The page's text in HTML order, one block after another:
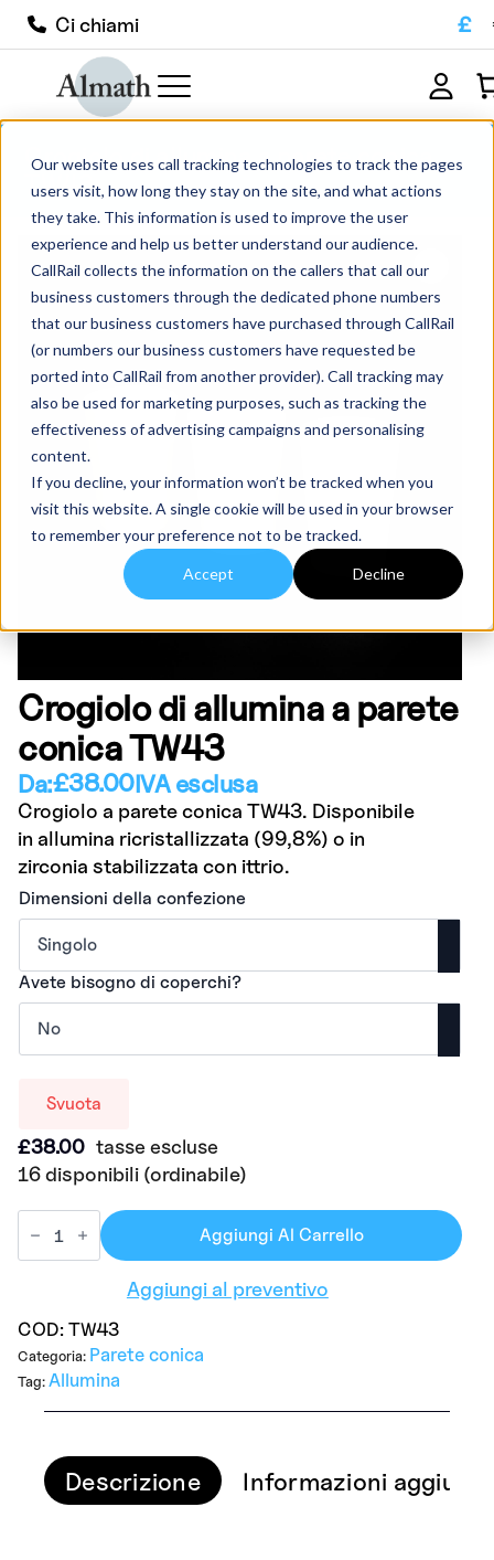
Our website uses call tracking technologies to track the pages
users visit, how long they stay on the site, and what actions
they take. This information is used to improve the user
experience and help us better understand our audience.
CallRail collects the information on the callers that call our
business customers through the dedicated phone numbers
that our business customers have purchased through CallRail
(or numbers our business customers have requested be
ported into CallRail from another provider). Call tracking may
also be used for marketing purposes, such as tracking the
effectiveness of advertising campaigns and personalising
content.
If you decline, your information won’t be tracked when you
visit this website. A single cookie will be used in your browser
to remember your preference not to be tracked.
Accept Decline
Ci chiami £
Crogiolo di allumina a parete conica
TW43
Crogiolo di allumina a parete
conica TW43
Da:£38.00IVA esclusa
Crogiolo a parete conica TW43. Disponibile
in allumina ricristallizzata (99,8%) o in
zirconia stabilizzata con ittrio.
Dimensioni della confezione
Avete bisogno di coperchi?
Svuota
£38.00 tasse escluse
16 disponibili (ordinabile)
Aggiungi Al Carrello
Aggiungi al preventivo
COD: TW43
Categoria: Parete conica
Tag: Allumina
Descrizione Informazioni